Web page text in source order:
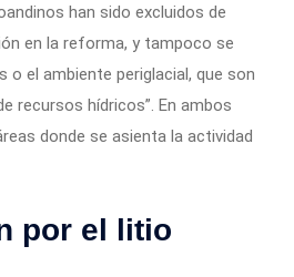
han sido excluidos de
en la reforma, y tampoco se
o el ambiente periglacial, que son
recursos hídricos”. En ambos
donde se asienta la actividad
por el litio